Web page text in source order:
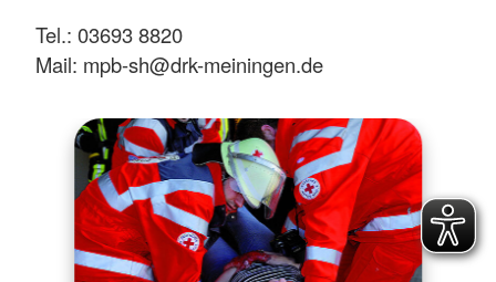
Tel.: 03693 8820
Mail: mpb-sh@drk-meiningen.de